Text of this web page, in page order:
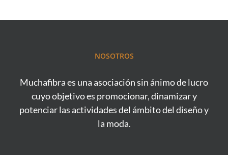
NOSOTROS
Muchafibra es una asociación sin ánimo de lucro
cuyo objetivo es promocionar, dinamizar y
potenciar las actividades del ámbito del diseño y
la moda.